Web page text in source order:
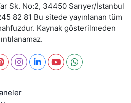
Sk. No:2, 34450 Sarıyer/İstanbul
82 81 Bu sitede yayınlanan tüm
Kaynak gösterilmeden